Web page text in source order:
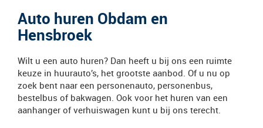
Auto huren Obdam en
Hensbroek
Wilt u een auto huren? Dan heeft u bij ons een ruimte
keuze in huurauto’s, het grootste aanbod. Of u nu op
zoek bent naar een personenauto, personenbus,
bestelbus of bakwagen. Ook voor het huren van een
aanhanger of verhuiswagen kunt u bij ons terecht.